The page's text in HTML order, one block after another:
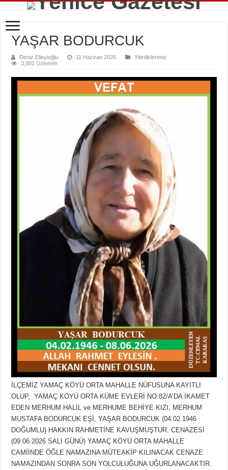
YAŞAR BODURCUK
Deniz Elieyioğlu 11 Haziran 2026
Yitirdiklerimiz
3,001 Göserim
İLÇEMİZ YAMAÇ KÖYÜ ORTA MAHALLE NÜFUSUNA KAYITLI
OLUP, YAMAÇ KÖYÜ ORTA KÜME EVLERİ NO:82/A’DA İKAMET
EDEN MERHUM HALİL ve MERHUME BEHİYE KIZI, MERHUM
MUSTAFA BODURCUK EŞİ, YAŞAR BODURCUK (04.02.1946
DOĞUMLU) HAKKIN RAHMETİNE KAVUŞMUŞTUR. CENAZESİ
(09.06.2026 SALI GÜNÜ) YAMAÇ KÖYÜ ORTA MAHALLE
CAMİİNDE ÖĞLE NAMAZINA MÜTEAKİP KILINACAK CENAZE
NAMAZINDAN SONRA SON YOLCULUĞUNA UĞURLANACAKTIR.